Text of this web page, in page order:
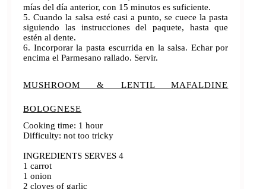
mías del día anterior, con 15 minutos es suficiente.
5. Cuando la salsa esté casi a punto, se cuece la pasta
siguiendo las instrucciones del paquete, hasta que
estén al dente.
6. Incorporar la pasta escurrida en la salsa. Echar por
encima el Parmesano rallado. Servir.
MUSHROOM & LENTIL MAFALDINE
BOLOGNESE
Cooking time: 1 hour
Difficulty: not too tricky
INGREDIENTS SERVES 4
1 carrot
1 onion
2 cloves of garlic